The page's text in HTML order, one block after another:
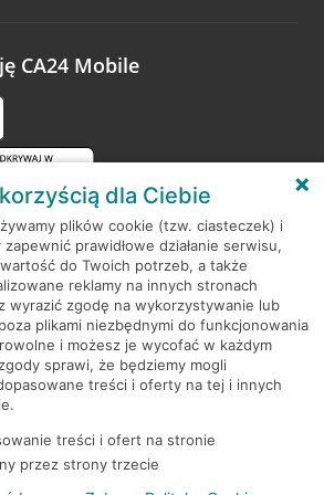
CA24 Mobile
dla Ciebie
plików cookie (tzw. ciasteczek) i
prawidłowe działanie serwisu,
do Twoich potrzeb, a także
reklamy na innych stronach
wyrazić zgodę na wykorzystywanie lub
plikami niezbędnymi do funkcjonowania
i możesz je wycofać w każdym
sprawi, że będziemy mogli
treści i oferty na tej i innych
treści i ofert na stronie
przez strony trzecie